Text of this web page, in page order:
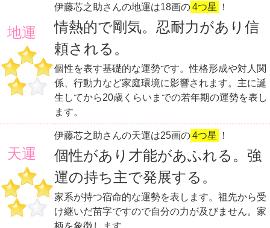
地運
伊藤芯之助さんの地運は18画の4つ星 ！
情熱的で剛気。忍耐力があり信
頼される。
個性を表す基礎的な運勢です。性格形成や対人関
係、行動力など家庭環境に影響されます。主に誕
生してから20歳くらいまでの若年期の運勢を表し
ます。
天運
伊藤芯之助さんの天運は25画の4つ星 ！
個性があり才能があふれる。強
運の持ち主で発展する。
家系が持つ宿命的な運勢を表します。祖先から受
け継いだ苗字ですので自分の力が及びません。家
柄を象徴します。